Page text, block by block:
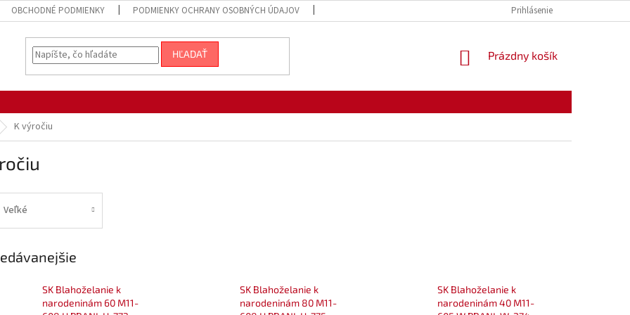
OBCHODNÉ PODMIENKY PODMIENKY OCHRANY OSOBNÝCH ÚDAJOV Prihlásenie
HĽADAŤ
NÁKUPNÝ
Prázdny košík
K výročiu
Veľké
SK Blahoželanie k
narodeninám 60 M11-
SK Blahoželanie k
narodeninám 80 M11-
SK Blahoželanie k
narodeninám 40 M11-